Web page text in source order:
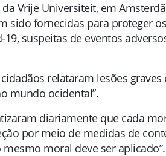
Vrije Universiteit, em
sido fornecidas para proteger
suspeitas de eventos
relataram lesões graves
mundo ocidental”.
diariamente que cada
por meio de medidas de
moral deve ser aplicado”.